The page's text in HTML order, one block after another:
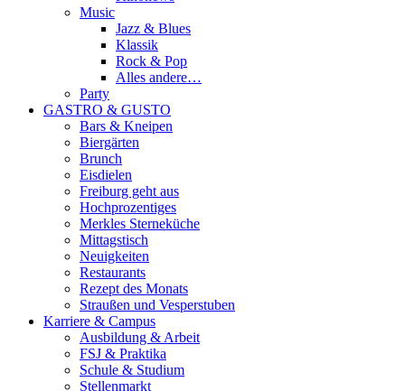
Music
Jazz & Blues
Klassik
Rock & Pop
Alles andere…
Party
GASTRO & GUSTO
Bars & Kneipen
Biergärten
Brunch
Eisdielen
Freiburg geht aus
Hochprozentiges
Merkles Sterneküche
Mittagstisch
Neuigkeiten
Restaurants
Rezept des Monats
Straußen und Vesperstuben
Karriere & Campus
Ausbildung & Arbeit
FSJ & Praktika
Schule & Studium
Stellenmarkt